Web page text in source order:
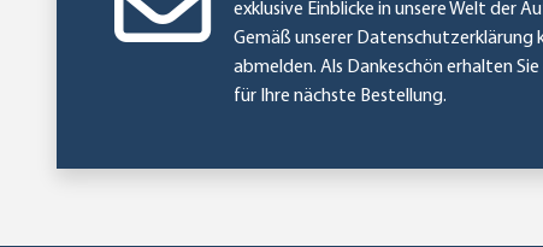
exklusive Einblicke in unsere Welt der
Gemäß unserer Datenschutzerklärung
abmelden. Als Dankeschön erhalten
für Ihre nächste Bestellung.